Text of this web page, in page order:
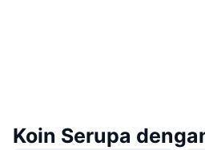
Koin Serupa